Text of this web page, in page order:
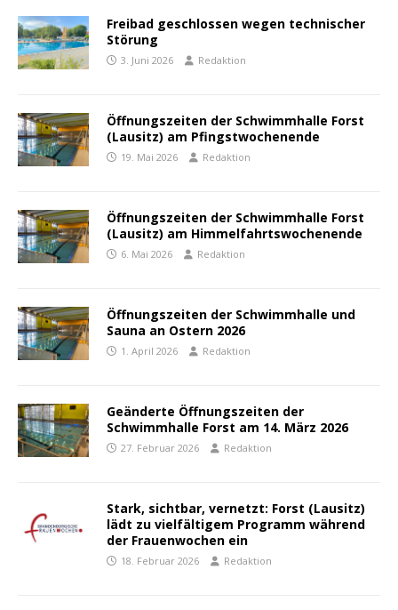
Freibad geschlossen wegen technischer
Störung
3. Juni 2026 Redaktion
Öffnungszeiten der Schwimmhalle Forst
(Lausitz) am Pfingstwochenende
19. Mai 2026 Redaktion
Öffnungszeiten der Schwimmhalle Forst
(Lausitz) am Himmelfahrtswochenende
6. Mai 2026 Redaktion
Öffnungszeiten der Schwimmhalle und
Sauna an Ostern 2026
1. April 2026 Redaktion
Geänderte Öffnungszeiten der
Schwimmhalle Forst am 14. März 2026
27. Februar 2026 Redaktion
Stark, sichtbar, vernetzt: Forst (Lausitz)
lädt zu vielfältigem Programm während
der Frauenwochen ein
18. Februar 2026 Redaktion